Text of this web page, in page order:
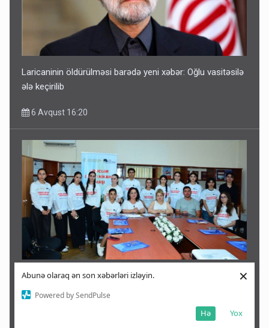
Abunə olaraq ən son xəbərləri izləyin.
Powered by SendPulse
Yox
Hə
×
Laricaninin öldürülməsi barədə yeni xəbər: Oğlu vasitəsilə
ələ keçirilib
6 Avqust 16:20
Qəbələdə gənclər erkən nikahın fəsadları barədə
maarifləndirilib